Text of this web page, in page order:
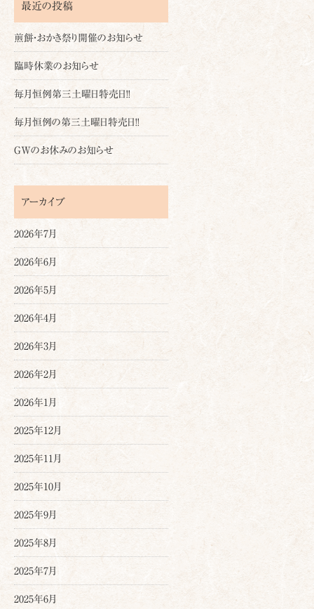
最近の投稿
煎餅・おかき祭り開催のお知らせ
臨時休業のお知らせ
毎月恒例第三土曜日特売日!!
毎月恒例の第三土曜日特売日!!
GWのお休みのお知らせ
アーカイブ
2026年7月
2026年6月
2026年5月
2026年4月
2026年3月
2026年2月
2026年1月
2025年12月
2025年11月
2025年10月
2025年9月
2025年8月
2025年7月
2025年6月